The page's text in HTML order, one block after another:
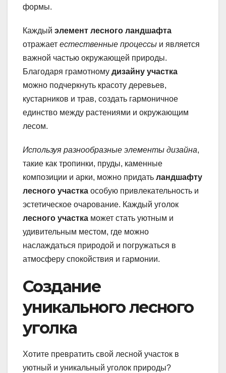
формы.
Каждый элемент лесного ландшафта
отражает естественные процессы и является
важной частью окружающей природы.
Благодаря грамотному дизайну участка
можно подчеркнуть красоту деревьев,
кустарников и трав, создать гармоничное
единство между растениями и окружающим
лесом.
Используя разнообразные элементы дизайна,
такие как тропинки, пруды, каменные
композиции и арки, можно придать ландшафту
лесного участка особую привлекательность и
эстетическое очарование. Каждый уголок
лесного участка может стать уютным и
удивительным местом, где можно
наслаждаться природой и погружаться в
атмосферу спокойствия и гармонии.
Создание
уникального лесного
уголка
Хотите превратить свой лесной участок в
уютный и уникальный уголок природы?